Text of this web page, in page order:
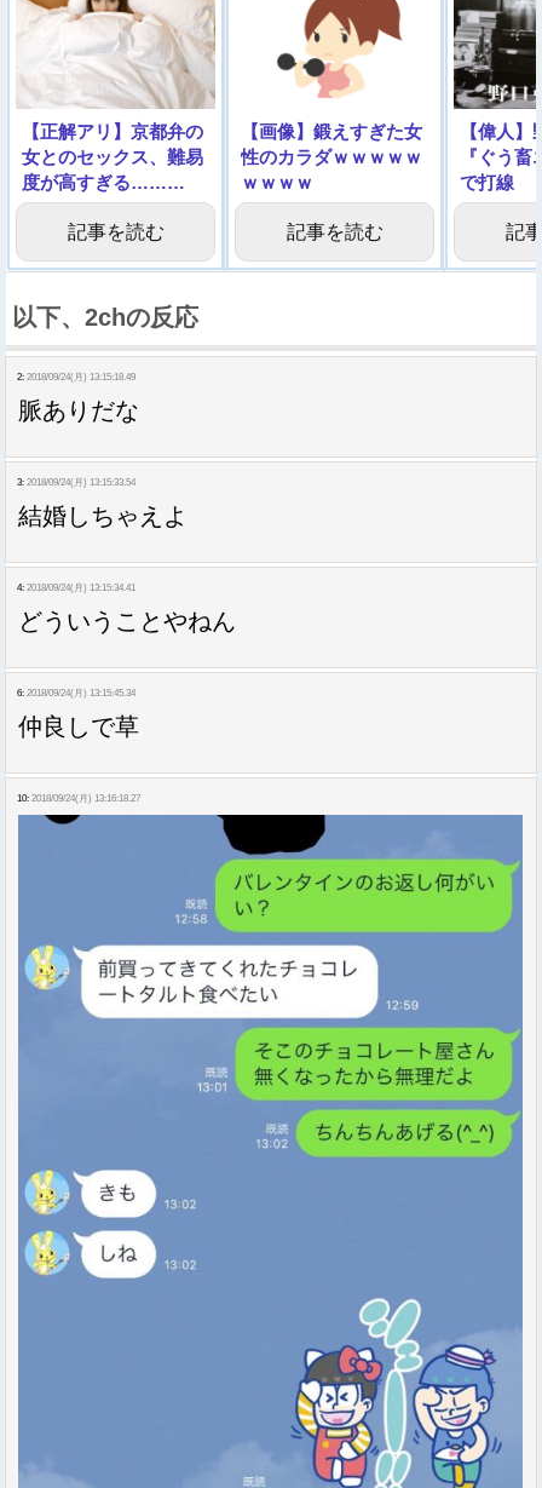
【正解アリ】京都弁の
女とのセックス、難易
度が高すぎる………
記事を読む
【画像】鍛えすぎた女
性のカラダｗｗｗｗｗ
ｗｗｗｗ
記事を読む
【偉人
『ぐう
で打線
記
以下、2chの反応
2: 2018/09/24(月) 13:15:18.49
脈ありだな
3: 2018/09/24(月) 13:15:33.54
結婚しちゃえよ
4: 2018/09/24(月) 13:15:34.41
どういうことやねん
6: 2018/09/24(月) 13:15:45.34
仲良しで草
10: 2018/09/24(月) 13:16:18.27